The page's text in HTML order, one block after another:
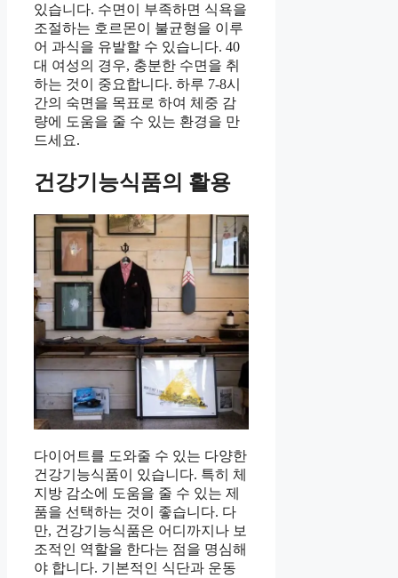
있습니다. 수면이 부족하면 식욕을
조절하는 호르몬이 불균형을 이루
어 과식을 유발할 수 있습니다. 40
대 여성의 경우, 충분한 수면을 취
하는 것이 중요합니다. 하루 7-8시
간의 숙면을 목표로 하여 체중 감
량에 도움을 줄 수 있는 환경을 만
드세요.
건강기능식품의 활용
다이어트를 도와줄 수 있는 다양한
건강기능식품이 있습니다. 특히 체
지방 감소에 도움을 줄 수 있는 제
품을 선택하는 것이 좋습니다. 다
만, 건강기능식품은 어디까지나 보
조적인 역할을 한다는 점을 명심해
야 합니다. 기본적인 식단과 운동